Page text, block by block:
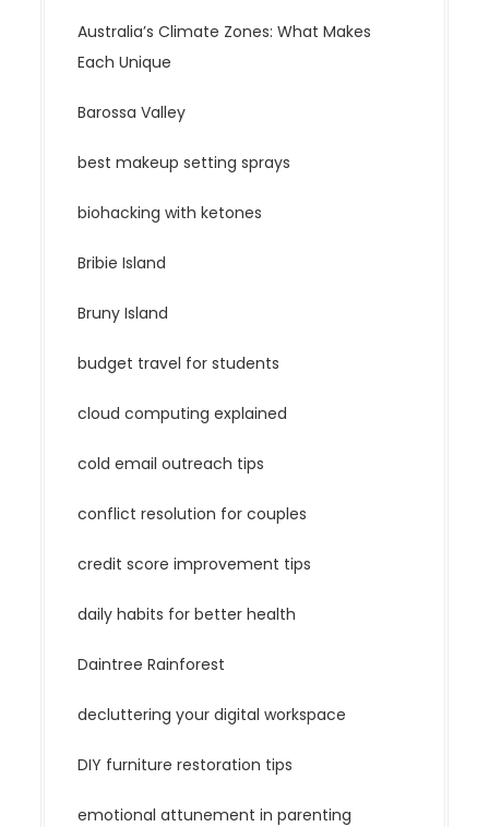
Australia’s Climate Zones: What Makes
Each Unique
Barossa Valley
best makeup setting sprays
biohacking with ketones
Bribie Island
Bruny Island
budget travel for students
cloud computing explained
cold email outreach tips
conflict resolution for couples
credit score improvement tips
daily habits for better health
Daintree Rainforest
decluttering your digital workspace
DIY furniture restoration tips
emotional attunement in parenting